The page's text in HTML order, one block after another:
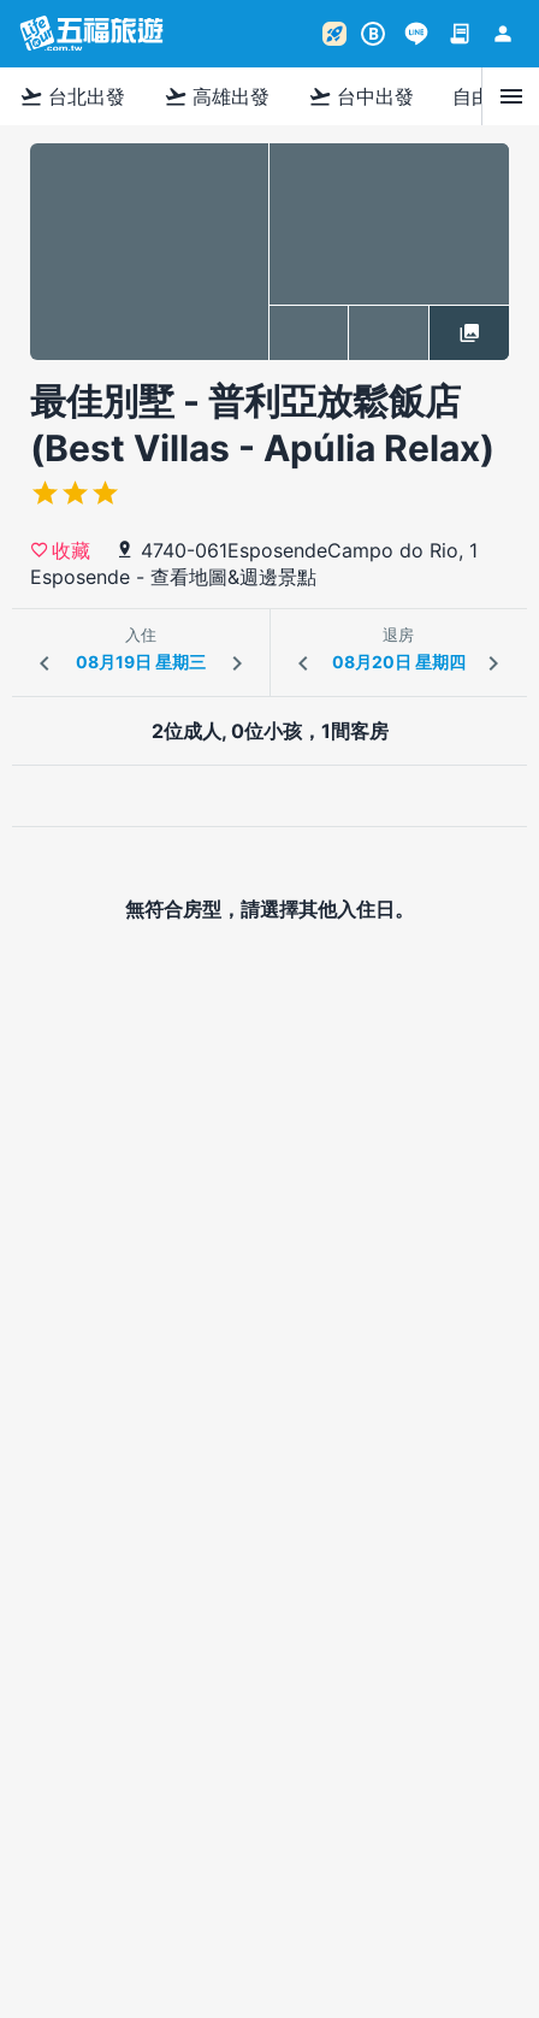
rocket_launch B contract person
flight_takeoff 台北出發 flight_takeoff 高雄出發 flight_takeoff 台中出發 自由行menu
最佳別墅 - 普利亞放鬆飯店
(Best Villas - Apúlia Relax)
收藏
4740-061EsposendeCampo do Rio, 1
Esposende - 查看地圖&週邊景點
入住 退房
2位成人, 0位小孩，1間客房
無符合房型，請選擇其他入住日。